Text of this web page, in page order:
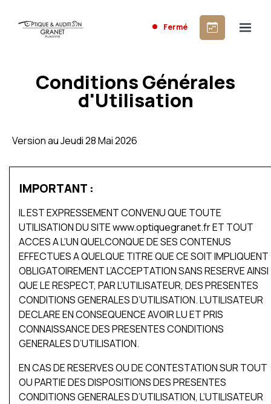
Fermé
Conditions Générales
d'Utilisation
Version au Jeudi 28 Mai 2026
IMPORTANT :
IL EST EXPRESSEMENT CONVENU QUE TOUTE
UTILISATION DU SITE www.optiquegranet.fr ET TOUT
ACCES A L’UN QUELCONQUE DE SES CONTENUS
EFFECTUES A QUELQUE TITRE QUE CE SOIT IMPLIQUENT
OBLIGATOIREMENT L’ACCEPTATION SANS RESERVE AINSI
QUE LE RESPECT, PAR L’UTILISATEUR, DES PRESENTES
CONDITIONS GENERALES D’UTILISATION. L’UTILISATEUR
DECLARE EN CONSEQUENCE AVOIR LU ET PRIS
CONNAISSANCE DES PRESENTES CONDITIONS
GENERALES D’UTILISATION.
EN CAS DE RESERVES OU DE CONTESTATION SUR TOUT
OU PARTIE DES DISPOSITIONS DES PRESENTES
CONDITIONS GENERALES D’UTILISATION, L’UTILISATEUR